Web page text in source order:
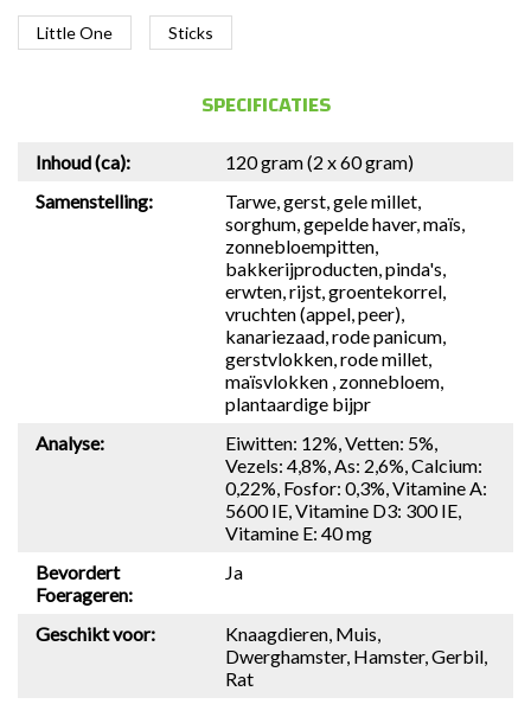
Little One Sticks
SPECIFICATIES
Inhoud (ca):
120 gram (2 x 60 gram)
Samenstelling:
Tarwe, gerst, gele millet,
sorghum, gepelde haver, maïs,
zonnebloempitten,
bakkerijproducten, pinda's,
erwten, rijst, groentekorrel,
vruchten (appel, peer),
kanariezaad, rode panicum,
gerstvlokken, rode millet,
maïsvlokken , zonnebloem,
plantaardige bijpr
Analyse:
Eiwitten: 12%, Vetten: 5%,
Vezels: 4,8%, As: 2,6%, Calcium:
0,22%, Fosfor: 0,3%, Vitamine A:
5600 IE, Vitamine D3: 300 IE,
Vitamine E: 40 mg
Bevordert
Foerageren:
Ja
Geschikt voor:
Knaagdieren, Muis,
Dwerghamster, Hamster, Gerbil,
Rat